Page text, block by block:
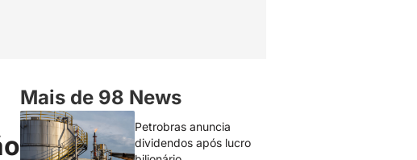
Mais de 98 News
Petrobras anuncia
dividendos após lucro